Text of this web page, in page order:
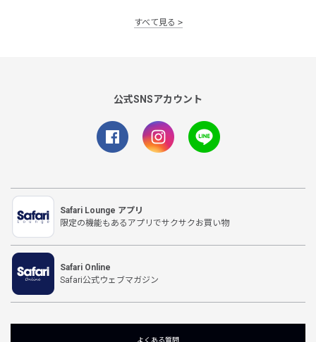
すべて見る
公式SNSアカウント
Safari Lounge アプリ
限定の機能もあるアプリでサクサクお買い物
Safari Online
Safari公式ウェブマガジン
よくある質問